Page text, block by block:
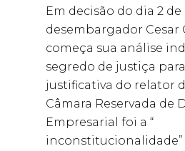
Em decisão do dia 2
desembargador Cesar
começa sua análise
segredo de justiça
justificativa do relator
Câmara Reservada de
Empresarial foi a “
inconstitucionalidade”